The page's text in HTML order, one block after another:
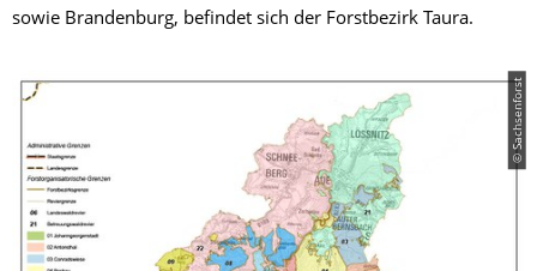
sowie Brandenburg, befindet sich der Forstbezirk Taura.
© Sachsenforst